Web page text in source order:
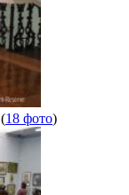
(18 фото)